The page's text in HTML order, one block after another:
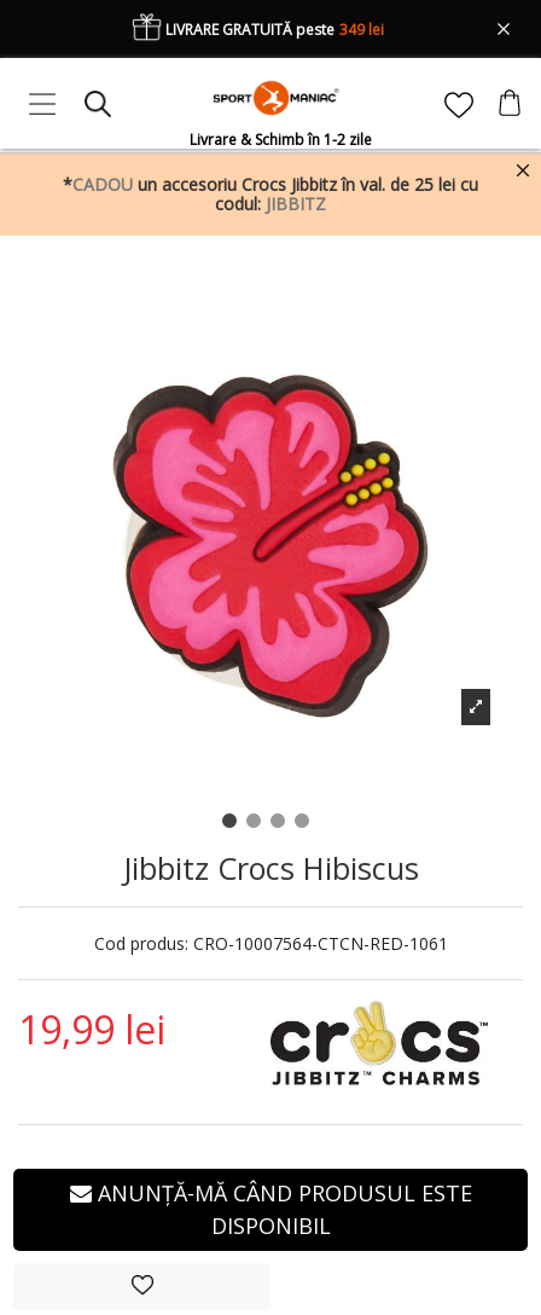
Livrare & Schimb în 1-2 zile
LIVRARE GRATUITĂ peste 349 lei
*CADOU un accesoriu Crocs Jibbitz în val. de 25 lei cu
codul: JIBBITZ
Jibbitz Crocs Hibiscus
Cod produs: CRO-10007564-CTCN-RED-1061
19,99 lei
ANUNȚĂ-MĂ CÂND PRODUSUL ESTE
DISPONIBIL